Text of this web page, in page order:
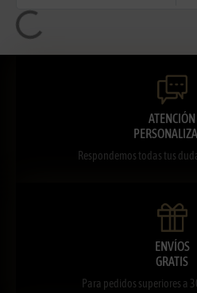
ATENCIÓN
Respondemos todas tus
ENVÍOS
GRATIS
Para pedidos superiores a